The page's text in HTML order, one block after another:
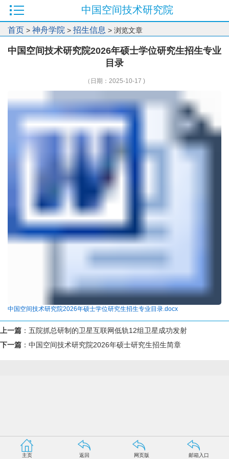
中国空间技术研究院
首页 > 神舟学院 > 招生信息 > 浏览文章
中国空间技术研究院2026年硕士学位研究生招生专业
目录
（日期：2025-10-17 )
中国空间技术研究院2026年硕士学位研究生招生专业目录.docx
上一篇 ： 五院抓总研制的卫星互联网低轨12组卫星成功发射
下一篇 ： 中国空间技术研究院2026年硕士研究生招生简章
主页 返回 网页版 邮箱入口